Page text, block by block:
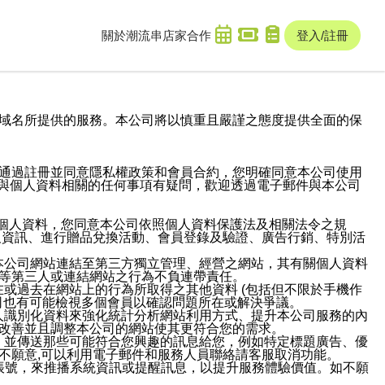
關於潮流串 店家合作 登入/註冊
名所提供的服務。本公司將以慎重且嚴謹之態度提供全面的保
註冊並同意隱私權政策和會員合約，您明確同意本公司使用
人資料相關的任何事項有疑問，歡迎透過電子郵件與本公司
資料，您同意本公司依照個人資料保護法及相關法令之規
訊、進行贈品兌換活動、會員登錄及驗證、廣告行銷、特別活
司網站連結至第三方獨立管理、經營之網站，其有關個人資料
三人或連結網站之行為不負連帶責任。
過去在網站上的行為所取得之其他資料 (包括但不限於手機作
有可能檢視多個會員以確認問題所在或解決爭議。
別化資料來強化統計分析網站利用方式、提升本公司服務的內
並且調整本公司的網站使其更符合您的需求。
傳送那些可能符合您興趣的訊息給您，例如特定標題廣告、優
意,可以利用電子郵件和服務人員聯絡請客服取消功能。
，來推播系統資訊或提醒訊息，以提升服務體驗價值。如不願